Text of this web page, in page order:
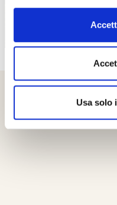
Usa solo